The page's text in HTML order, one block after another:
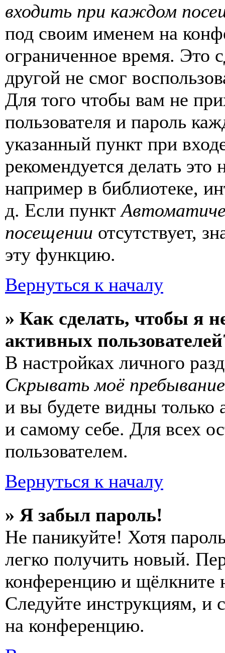
входить при каждом
под своим именем на
ограниченное время. Это
другой не смог
Для того чтобы вам не
пользователя и пароль
указанный пункт при
рекомендуется делать
например в библиотеке,
д. Если пункт
посещении отсутствует,
эту функцию.
Вернуться к началу
» Как сделать, чтобы я
активных
В настройках личного
Скрывать моё
и вы будете видны только
и самому себе. Для всех
пользователем.
Вернуться к началу
» Я забыл пароль!
Не паникуйте! Хотя
легко получить новый.
конференцию и щёлкните
Следуйте инструкциям, и
на конференцию.